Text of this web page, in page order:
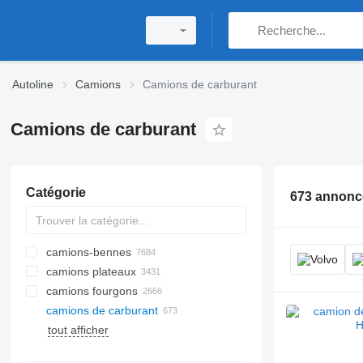
Autoline Camions Camions de carburant
Camions de carburant
Catégorie
camions-bennes
camions plateaux
camions fourgons
camions de carburant
tout afficher
673